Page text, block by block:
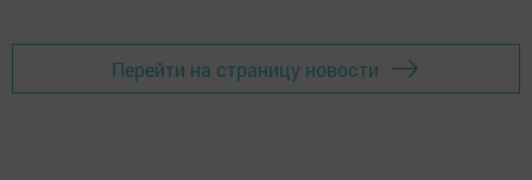
Перейти на страницу новости